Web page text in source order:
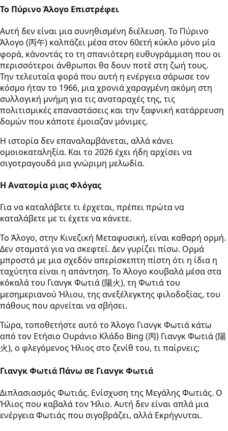
Το Πύρινο Άλογο Επιστρέφει
Αυτή δεν είναι μια συνηθισμένη διέλευση. Το Πύρινο
Άλογο (丙午) καλπάζει μέσα στον 60ετή κύκλο μόνο μία
φορά, κάνοντάς το τη σπανιότερη ευθυγράμμιση που οι
περισσότεροι άνθρωποι θα δουν ποτέ στη ζωή τους.
Την τελευταία φορά που αυτή η ενέργεια σάρωσε τον
κόσμο ήταν το 1966, μια χρονιά χαραγμένη ακόμη στη
συλλογική μνήμη για τις αναταραχές της, τις
πολιτισμικές επαναστάσεις και την ξαφνική κατάρρευση
δομών που κάποτε έμοιαζαν μόνιμες.
Η ιστορία δεν επαναλαμβάνεται, αλλά κάνει
ομοιοκαταληξία. Και το 2026 έχει ήδη αρχίσει να
σιγοτραγουδά μια γνώριμη μελωδία.
Η Ανατομία μιας Φλόγας
Για να καταλάβετε τι έρχεται, πρέπει πρώτα να
καταλάβετε με τι έχετε να κάνετε.
Το Άλογο, στην Κινεζική Μεταφυσική, είναι καθαρή ορμή.
Δεν σταματά για να σκεφτεί. Δεν γυρίζει πίσω. Ορμά
μπροστά με μια σχεδόν απερίσκεπτη πίστη ότι η ίδια η
ταχύτητα είναι η απάντηση. Το Άλογο κουβαλά μέσα στα
κόκαλά του Γιανγκ Φωτιά (陽火), τη Φωτιά του
μεσημεριανού Ήλιου, της ανεξέλεγκτης φιλοδοξίας, του
πάθους που αρνείται να σβήσει.
Τώρα, τοποθετήστε αυτό το Άλογο Γιανγκ Φωτιά κάτω
από τον Ετήσιο Ουράνιο Κλάδο Bing (丙) Γιανγκ Φωτιά (陽
火), ο φλεγόμενος Ήλιος στο ζενίθ του, τι παίρνεις;
Γιανγκ Φωτιά Πάνω σε Γιανγκ Φωτιά
Διπλασιασμός Φωτιάς. Ενίσχυση της Μεγάλης Φωτιάς. Ο
Ήλιος που καβαλά τον Ήλιο. Αυτή δεν είναι απλά μια
ενέργεια Φωτιάς που σιγοβράζει, αλλά Εκρήγνυται.